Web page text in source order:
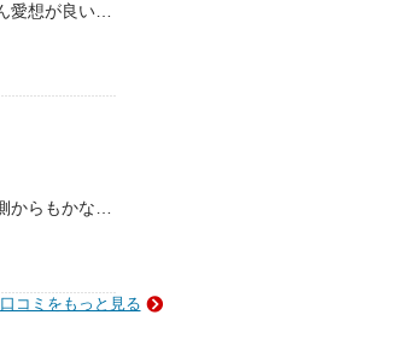
何と言っても、宿泊料金の安さが魅力です。宿の方々は皆さん愛想が良いし、部屋のトイレの蓋まで愛想良くお辞儀してくれます。 正真正銘山深き里なのに、マグロやイカの刺身、焼鮭…
口コミをもっと見る